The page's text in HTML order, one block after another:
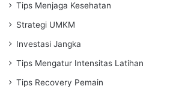
Tips Menjaga Kesehatan
Strategi UMKM
Investasi Jangka
Tips Mengatur Intensitas Latihan
Tips Recovery Pemain